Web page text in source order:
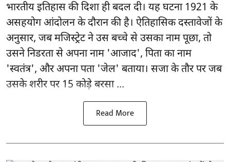
भारतीय इतिहास की दिशा ही बदल दी। यह घटना 1921 के
असहयोग आंदोलन के दौरान की है। ऐतिहासिक दस्तावेजों के
अनुसार, जब मजिस्ट्रेट ने उस बच्चे से उसका नाम पूछा, तो
उसने निडरता से अपना नाम 'आजाद', पिता का नाम
'स्वतंत्र', और अपना पता 'जेल' बताया। सजा के तौर पर जब
उसके शरीर पर 15 कोड़े बरसा ...
Read More